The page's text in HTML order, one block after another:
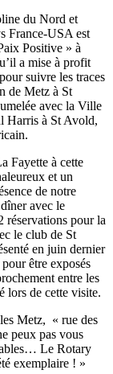
du Nord et
France-USA est
Positive » à
a mise à profit
suivre les traces
de Metz à St
avec la Ville
Harris à St Avold,
Fayette à cette
et un
de notre
avec le
pour la
le club de St
en juin dernier
être exposés
entre les
lors de cette visite.
Metz, « rue des
peux pas vous
Le Rotary
exemplaire ! »